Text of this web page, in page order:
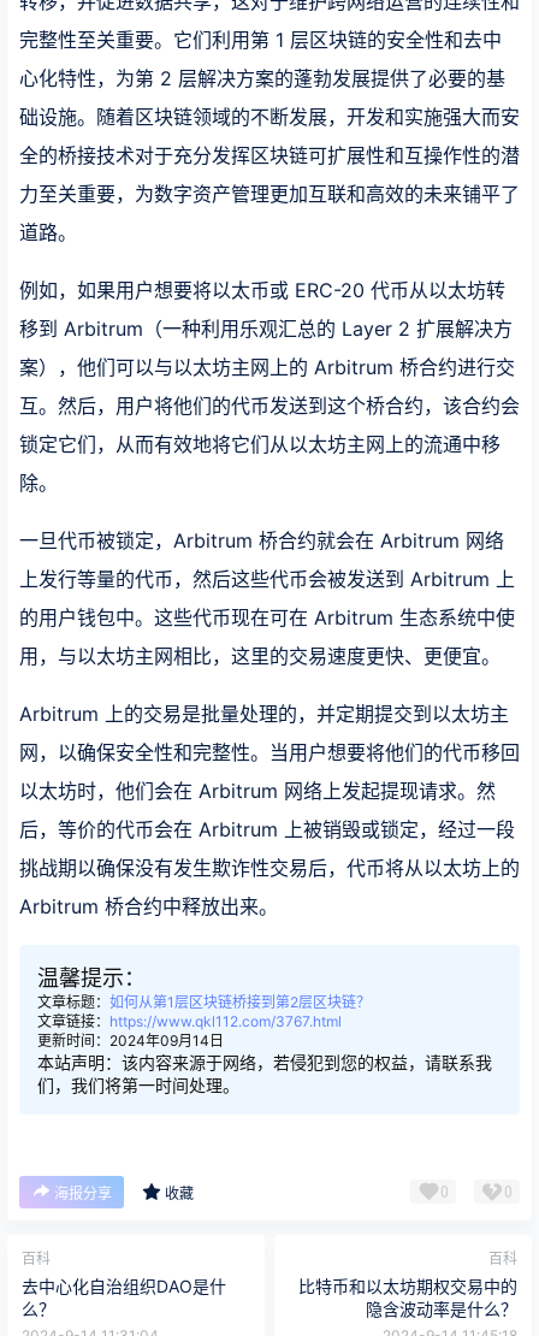
完整性至关重要。它们利用第 1 层区块链的安全性和去中
心化特性，为第 2 层解决方案的蓬勃发展提供了必要的基
础设施。随着区块链领域的不断发展，开发和实施强大而安
全的桥接技术对于充分发挥区块链可扩展性和互操作性的潜
力至关重要，为数字资产管理更加互联和高效的未来铺平了
道路。
例如，如果用户想要将以太币或 ERC-20 代币从以太坊转
移到 Arbitrum（一种利用乐观汇总的 Layer 2 扩展解决方
案），他们可以与以太坊主网上的 Arbitrum 桥合约进行交
互。然后，用户将他们的代币发送到这个桥合约，该合约会
锁定它们，从而有效地将它们从以太坊主网上的流通中移
除。
一旦代币被锁定，Arbitrum 桥合约就会在 Arbitrum 网络
上发行等量的代币，然后这些代币会被发送到 Arbitrum 上
的用户钱包中。这些代币现在可在 Arbitrum 生态系统中使
用，与以太坊主网相比，这里的交易速度更快、更便宜。
Arbitrum 上的交易是批量处理的，并定期提交到以太坊主
网，以确保安全性和完整性。当用户想要将他们的代币移回
以太坊时，他们会在 Arbitrum 网络上发起提现请求。然
后，等价的代币会在 Arbitrum 上被销毁或锁定，经过一段
挑战期以确保没有发生欺诈性交易后，代币将从以太坊上的
Arbitrum 桥合约中释放出来。
温馨提示：
文章标题： 如何从第1层区块链桥接到第2层区块链？
文章链接： https://www.qkl112.com/3767.html
更新时间：2024年09月14日
本站声明：该内容来源于网络，若侵犯到您的权益，请联系我
们，我们将第一时间处理。
海报分享 收藏 0 0
百科
去中心化自治组织DAO是什
么？
百科
比特币和以太坊期权交易中的
隐含波动率是什么？